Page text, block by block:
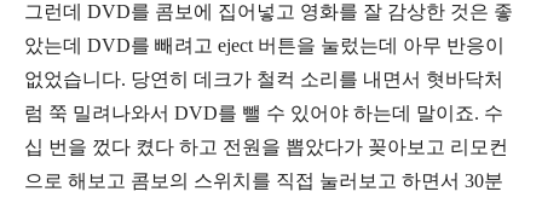
그런데 DVD를 콤보에 집어넣고 영화를 잘 감상한 것은 좋
았는데 DVD를 빼려고 eject 버튼을 눌렀는데 아무 반응이
없었습니다. 당연히 데크가 철컥 소리를 내면서 혓바닥처
럼 쭉 밀려나와서 DVD를 뺄 수 있어야 하는데 말이죠. 수
십 번을 껐다 켰다 하고 전원을 뽑았다가 꽂아보고 리모컨
으로 해보고 콤보의 스위치를 직접 눌러보고 하면서 30분